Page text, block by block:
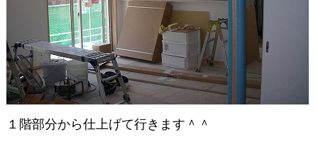
１階部分から仕上げて行きます＾＾